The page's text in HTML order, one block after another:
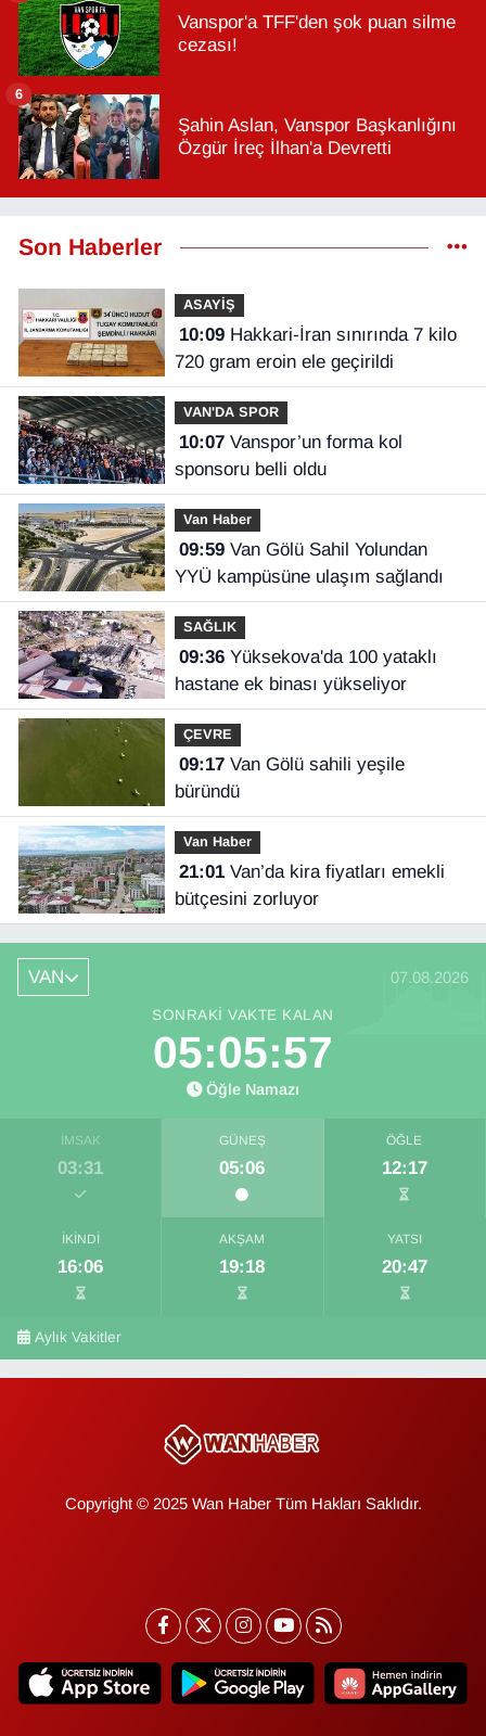
Vanspor'a TFF'den şok puan silme
cezası!
Şahin Aslan, Vanspor Başkanlığını
Özgür İreç İlhan'a Devretti
6
Son Haberler
ASAYİŞ
10:09Hakkari-İran sınırında 7 kilo
720 gram eroin ele geçirildi
VAN'DA SPOR
10:07Vanspor’un forma kol
sponsoru belli oldu
Van Haber
09:59Van Gölü Sahil Yolundan
YYÜ kampüsüne ulaşım sağlandı
SAĞLIK
09:36Yüksekova'da 100 yataklı
hastane ek binası yükseliyor
ÇEVRE
09:17Van Gölü sahili yeşile
büründü
Van Haber
21:01Van’da kira fiyatları emekli
bütçesini zorluyor
VAN 07.08.2026
SONRAKI VAKTE KALAN
05:05:57
Öğle Namazı
İMSAK
03:31
GÜNEŞ
05:06
ÖĞLE
12:17
İKINDI
16:06
AKŞAM
19:18
YATSI
20:47
Aylık Vakitler
Copyright © 2025 Wan Haber Tüm Hakları Saklıdır.